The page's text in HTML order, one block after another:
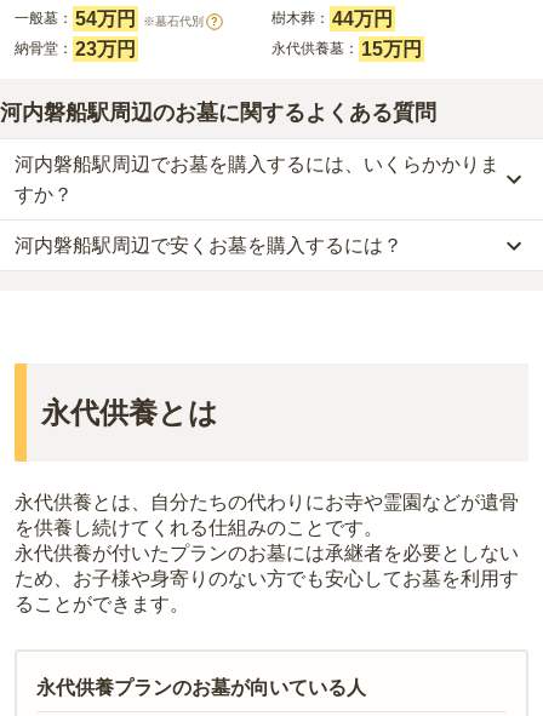
一般墓： 54万円 ※墓石代別 ? 樹木葬： 44万円
納骨堂： 23万円 永代供養墓： 15万円
河内磐船駅周辺のお墓に関するよくある質問
河内磐船駅周辺でお墓を購入するには、いくらかかりま
すか？
河内磐船駅周辺での購入費用の目安は、一般墓が約197万円、樹木
葬が約43万円、納骨堂が約23万円、永代供養墓が約15万円です。
さ・素材によって変わります。
樹木葬・納骨堂・永代供養墓は、基本的に墓石代がかからず、永代
使用料のみかかります。
なお、お墓によっては以下の費用が別途かかる場合があります。
・ 開眼法要の費用
：お墓を新しく建てた際に行う儀式のための費
用。僧侶に渡すお布施がかかります。
・納骨式の費用
：お墓に遺骨を納める儀式のための費用。僧侶に渡
すお布施、会食などの費用がかかります。
・年間管理費：お墓の管理費。契約後、毎年発生するケースがあり
ます。
河内磐船駅周辺で安くお墓を購入するには？
比べて省スペースで管理の手間がかからないため、費用が安く設定
されています。
価格の目安は、1名あたり5万円〜30万円程度です。
河内磐船駅周辺で安価なお墓を探したい場合は、価格の安い順で並
び替えてお墓を探すのがおすすめです。
永代供養とは
永代供養とは、自分たちの代わりにお寺や霊園などが遺骨
を供養し続けてくれる仕組みのことです。
永代供養が付いたプランのお墓には承継者を必要としない
ため、お子様や身寄りのない方でも安心してお墓を利用す
ることができます。
永代供養プランのお墓が向いている人